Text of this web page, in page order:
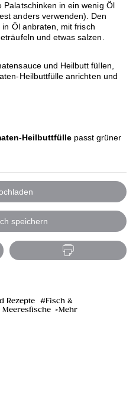
Palatschinken in ein wenig Öl
anders verwenden). Den
Öl anbraten, mit frisch
und etwas salzen.
und Heilbutt füllen,
Heilbuttfülle anrichten und
Heilbuttfülle passt grüner
speichern
Rezepte
Fisch &
Meeresfische Mehr